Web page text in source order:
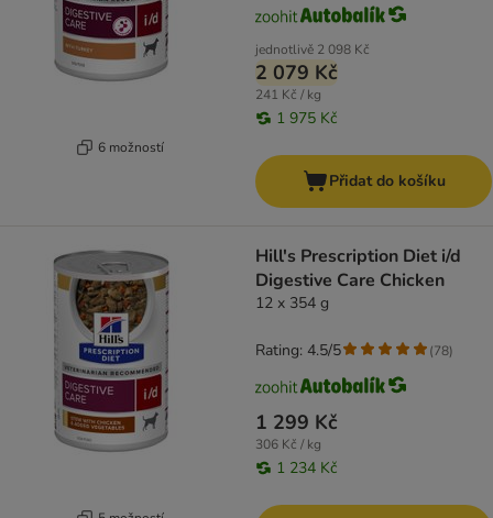
6 možností
jednotlivě 2 098 Kč
2 079 Kč
241 Kč / kg
1 975 Kč
Přidat do košíku
Hill's Prescription Diet i/d
Digestive Care Chicken
12 x 354 g
1 299 Kč
306 Kč / kg
1 234 Kč
Rating: 4.5/5 (78)